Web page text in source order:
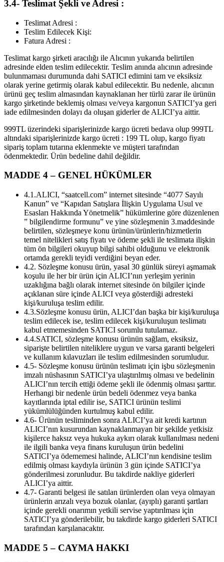
3.4- Teslimat Şekli ve Adresi :
Teslimat Adresi :
Teslim Edilecek Kişi:
Fatura Adresi :
Teslimat kargo şirketi aracılığı ile Alıcının yukarıda belirtilen
adresinde elden teslim edilecektir. Teslim anında alıcının adresinde
bulunmaması durumunda dahi SATICI edimini tam ve eksiksiz
olarak yerine getirmiş olarak kabul edilecektir. Bu nedenle, alıcının
ürünü geç teslim almasından kaynaklanan her türlü zarar ile ürünün
kargo şirketinde beklemiş olması ve/veya kargonun SATICI’ya geri
iade edilmesinden dolayı da oluşan giderler de ALICI’ya aittir.
999TL üzerindeki siparişlerinizde kargo ücreti bedava olup 999TL
altındaki siparişlerinizde kargo ücreti : 199 TL olup, kargo fiyatı
sipariş toplam tutarına eklenmekte ve müşteri tarafından
ödenmektedir. Ürün bedeline dahil değildir.
MADDE 4 – GENEL HÜKÜMLER
4.1.ALICI, “saatcell.com” internet sitesinde “4077 Sayılı
Kanun” ve “Kapıdan Satışlara İlişkin Uygulama Usul ve
Esasları Hakkında Yönetmelik” hükümlerine göre düzenlenen
” bilgilendirme formunu” ve yine sözleşmenin 3.maddesinde
belirtilen, sözleşmeye konu ürünün/ürünlerin/hizmetlerin
temel nitelikleri satış fiyatı ve ödeme şekli ile teslimata ilişkin
tüm ön bilgileri okuyup bilgi sahibi olduğunu ve elektronik
ortamda gerekli teyidi verdiğini beyan eder.
4.2. Sözleşme konusu ürün, yasal 30 günlük süreyi aşmamak
koşulu ile her bir ürün için ALICI’nın yerleşim yerinin
uzaklığına bağlı olarak internet sitesinde ön bilgiler içinde
açıklanan süre içinde ALICI veya gösterdiği adresteki
kişi/kuruluşa teslim edilir.
4.3.Sözleşme konusu ürün, ALICI’dan başka bir kişi/kuruluşa
teslim edilecek ise, teslim edilecek kişi/kuruluşun teslimatı
kabul etmemesinden SATICI sorumlu tutulamaz.
4.4.SATICI, sözleşme konusu ürünün sağlam, eksiksiz,
siparişte belirtilen niteliklere uygun ve varsa garanti belgeleri
ve kullanım kılavuzları ile teslim edilmesinden sorumludur.
4.5- Sözleşme konusu ürünün teslimatı için işbu sözleşmenin
imzalı nüshasının SATICI’ya ulaştırılmış olması ve bedelinin
ALICI’nın tercih ettiği ödeme şekli ile ödenmiş olması şarttır.
Herhangi bir nedenle ürün bedeli ödenmez veya banka
kayıtlarında iptal edilir ise, SATICI ürünün teslimi
yükümlülüğünden kurtulmuş kabul edilir.
4.6- Ürünün tesliminden sonra ALICI’ya ait kredi kartının
ALICI’nın kusurundan kaynaklanmayan bir şekilde yetkisiz
kişilerce haksız veya hukuka aykırı olarak kullanılması nedeni
ile ilgili banka veya finans kuruluşun ürün bedelini
SATICI’ya ödememesi halinde, ALICI’nın kendisine teslim
edilmiş olması kaydıyla ürünün 3 gün içinde SATICI’ya
gönderilmesi zorunludur. Bu takdirde nakliye giderleri
ALICI’ya aittir.
4.7- Garanti belgesi ile satılan ürünlerden olan veya olmayan
ürünlerin arızalı veya bozuk olanlar, (ayıplı) garanti şartları
içinde gerekli onarımın yetkili servise yaptırılması için
SATICI’ya gönderilebilir, bu takdirde kargo giderleri SATICI
tarafından karşılanacaktır.
MADDE 5 – CAYMA HAKKI